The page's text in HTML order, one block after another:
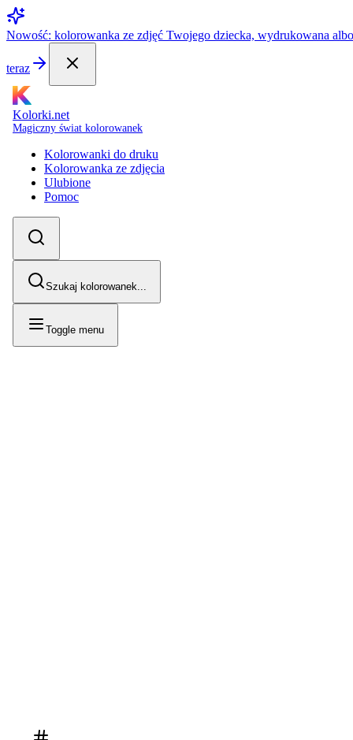
Nowość: kolorowanka ze zdjęć Twojego dziecka, wydrukowana
teraz
Kolorki.net
Magiczny świat kolorowanek
Kolorowanki do druku
Kolorowanka ze zdjęcia
Ulubione
Pomoc
Szukaj kolorowanek...
Toggle menu